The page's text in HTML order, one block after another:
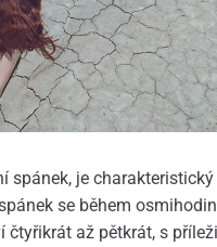
spánek, je
se během
čtyřikrát až pětkrát, s